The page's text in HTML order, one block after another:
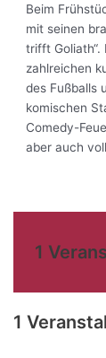
Beim
mit seinen
trifft Goliath“.
zahlreichen
des Fußballs
komischen
Comedy-
aber auch
1
1